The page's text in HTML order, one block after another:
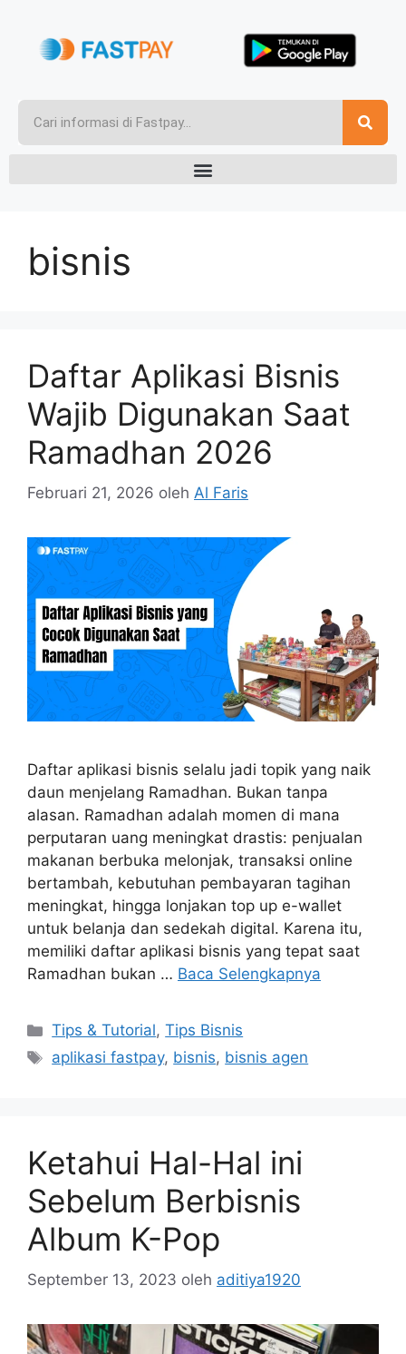
bisnis
Daftar Aplikasi Bisnis
Wajib Digunakan Saat
Ramadhan 2026
Februari 21, 2026 oleh Al Faris
Daftar aplikasi bisnis selalu jadi topik yang naik
daun menjelang Ramadhan. Bukan tanpa
alasan. Ramadhan adalah momen di mana
perputaran uang meningkat drastis: penjualan
makanan berbuka melonjak, transaksi online
bertambah, kebutuhan pembayaran tagihan
meningkat, hingga lonjakan top up e-wallet
untuk belanja dan sedekah digital. Karena itu,
memiliki daftar aplikasi bisnis yang tepat saat
Ramadhan bukan … Baca Selengkapnya
Tips & Tutorial,Tips Bisnis
aplikasi fastpay, bisnis, bisnis agen
Ketahui Hal-Hal ini
Sebelum Berbisnis
Album K-Pop
September 13, 2023 oleh aditiya1920